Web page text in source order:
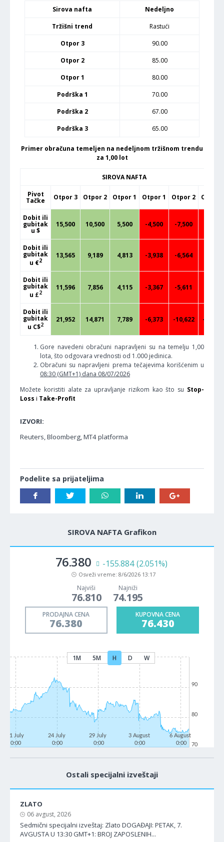
Sirova nafta
Nedeljno
Tržišni trend
Rastući
Otpor 3
90.00
Otpor 2
85.00
Otpor 1
80.00
Podrška 1
70.00
Podrška 2
67.00
Podrška 3
65.00
Primer obračuna temeljen na nedeljnom tržišnom trendu
za 1,00 lot
SIROVA NAFTA
Pivot
Tačke Otpor 3 Otpor 2 Otpor 1 Otpor 1 Otpor 2 Otpor
Dobit ili
gubitak
u $
15,500 10,500 5,500 -4,500 -7,500
Dobit ili
gubitak
u €2
13,565 9,189 4,813 -3,938 -6,564
Dobit ili
gubitak
u £2
11,596 7,856 4,115 -3,367 -5,611
Dobit ili
gubitak
u C$2
21,952 14,871 7,789 -6,373 -10,622 -13,454
Gore navedeni obračuni napravljeni su na temelju 1,00
lota, što odgovara vrednosti od 1.000 jedinica.
Obračuni su napravljeni prema tečajevima korišćenim u
08:30 (GMT+1) dana 08/07/2026
Možete koristiti alate za upravljanje rizikom kao što su Stop-
Loss i Take-Profit
IZVORI:
Reuters, Bloomberg, MT4 platforma
Podelite sa prijateljima
SIROVA NAFTA Grafikon
76.380 -155.884 (2.051%)
Osveži vreme: 8/6/2026 13:17
Najviši
76.810
Najniži
74.195
PRODAJNA CENA
76.380
KUPOVNA CENA
76.430
1M 5M H D W
21 July
0:00
24 July
0:00
29 July
0:00
3 August
0:00
6 August
0:00
70
80
90
Ostali specijalni izveštaji
ZLATO
06 avgust, 2026
Sedmični specijalni izveštaj: Zlato DOGAĐAJI: PETAK, 7.
AVGUSTA U 13:30 GMT+1: BROJ ZAPOSLENIH...